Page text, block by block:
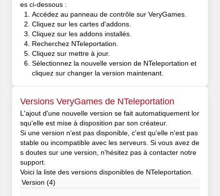
es ci-dessous :
Accédez au panneau de contrôle sur VeryGames.
Cliquez sur les cartes d'addons.
Cliquez sur les addons installés.
Recherchez NTeleportation.
Cliquez sur mettre à jour.
Sélectionnez la nouvelle version de NTeleportation et
cliquez sur changer la version maintenant.
Versions VeryGames de NTeleportation
L'ajout d'une nouvelle version se fait automatiquement lor
squ'elle est mise à disposition par son créateur.
Si une version n'est pas disponible, c'est qu'elle n'est pas
stable ou incompatible avec les serveurs. Si vous avez de
s doutes sur une version, n'hésitez pas à contacter notre
support.
Voici la liste des versions disponibles de NTeleportation.
Version (4)